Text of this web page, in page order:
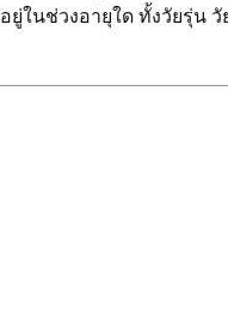
อยู่ในช่วงอายุใด ทั้งวัยรุ่น